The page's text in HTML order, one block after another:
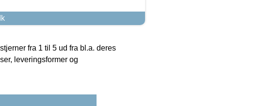
fra 1 til 5 ud fra bl.a. deres
leveringsformer og